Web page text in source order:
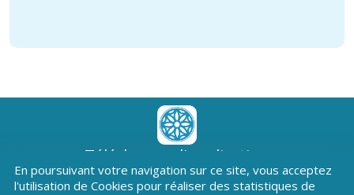
Téléchargez l'application
Patrimoine Hautes-Alpes !
En poursuivant votre navigation sur ce site, vous acceptez
l'utilisation de Cookies pour réaliser des statistiques de